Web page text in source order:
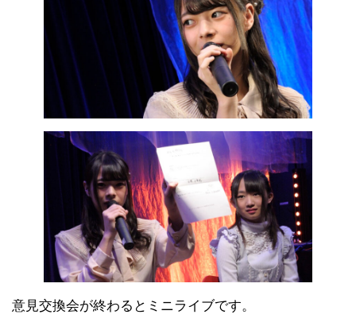
意見交換会が終わるとミニライブです。